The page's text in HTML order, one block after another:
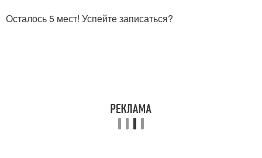
Осталось 5 мест! Успейте записаться?